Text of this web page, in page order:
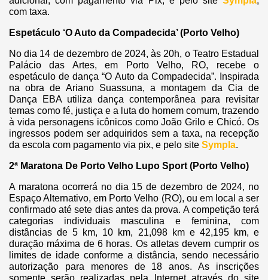
com taxa.
Espetáculo ‘O Auto da Compadecida’ (Porto Velho)
No dia 14 de dezembro de 2024, às 20h, o Teatro Estadual
Palácio das Artes, em Porto Velho, RO, recebe o
espetáculo de dança “O Auto da Compadecida”. Inspirada
na obra de Ariano Suassuna, a montagem da Cia de
Dança EBA utiliza dança contemporânea para revisitar
temas como fé, justiça e a luta do homem comum, trazendo
à vida personagens icônicos como João Grilo e Chicó. Os
ingressos podem ser adquiridos sem a taxa, na recepção
da escola com pagamento via pix, e pelo site Sympla.
2ª Maratona De Porto Velho Lupo Sport (Porto Velho)
A maratona ocorrerá no dia 15 de dezembro de 2024, no
Espaço Alternativo, em Porto Velho (RO), ou em local a ser
confirmado até sete dias antes da prova. A competição terá
categorias individuais masculina e feminina, com
distâncias de 5 km, 10 km, 21,098 km e 42,195 km, e
duração máxima de 6 horas. Os atletas devem cumprir os
limites de idade conforme a distância, sendo necessário
autorização para menores de 18 anos. As inscrições